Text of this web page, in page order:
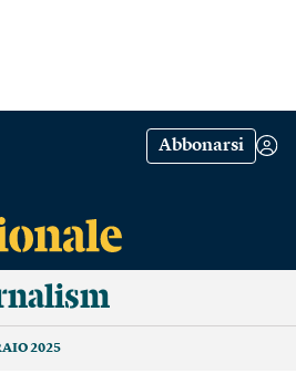
Abbonarsi
2025